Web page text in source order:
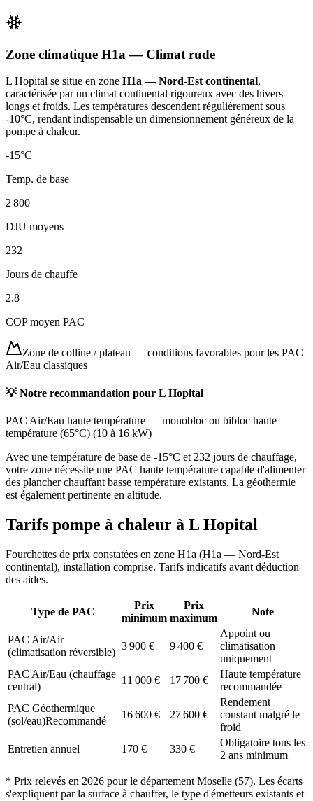
Zone climatique H1a — Climat rude
L Hopital se situe en zone H1a — Nord-Est continental,
caractérisée par un climat continental rigoureux avec des hivers
longs et froids. Les températures descendent régulièrement sous
-10°C, rendant indispensable un dimensionnement généreux de la
pompe à chaleur.
-15°C
Temp. de base
2 800
DJU moyens
232
Jours de chauffe
2.8
COP moyen PAC
Zone de colline / plateau — conditions favorables pour les PAC
Air/Eau classiques
💡 Notre recommandation pour L Hopital
PAC Air/Eau haute température — monobloc ou bibloc haute
température (65°C) (10 à 16 kW)
Avec une température de base de -15°C et 232 jours de chauffage,
votre zone nécessite une PAC haute température capable d'alimenter
des plancher chauffant basse température existants. La géothermie
est également pertinente en altitude.
Tarifs pompe à chaleur à L Hopital
Fourchettes de prix constatées en zone H1a (H1a — Nord-Est
continental), installation comprise. Tarifs indicatifs avant déduction
des aides.
Type de PAC
Prix
minimum
Prix
maximum
Note
PAC Air/Air
(climatisation réversible)
3 900 € 9 400 €
Appoint ou
climatisation
uniquement
PAC Air/Eau (chauffage
central)
11 000 € 17 700 €
Haute température
recommandée
PAC Géothermique
(sol/eau)Recommandé
16 600 € 27 600 €
Rendement
constant malgré le
froid
Entretien annuel
170 € 330 €
Obligatoire tous les
2 ans minimum
* Prix relevés en 2026 pour le département Moselle (57). Les écarts
s'expliquent par la surface à chauffer, le type d'émetteurs existants et